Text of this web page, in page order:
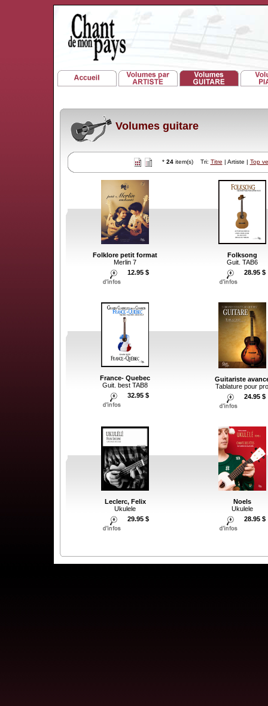
Volumes guitare
* 24item(s) Tri: Titre | Artiste | Top
Folklore petit format
Merlin 7
12.95 $
Folksong
Guit. TAB6
28.95 $
France- Quebec
Guit. best TAB8
32.95 $
Guitariste
Tablature pour pro
24.95 $
Leclerc, Felix
Ukulele
29.95 $
Noels
Ukulele
28.95 $